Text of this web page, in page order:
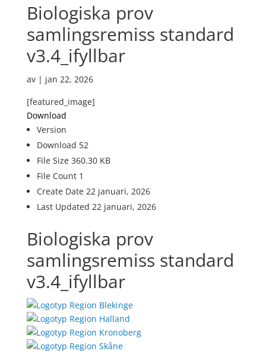
Biologiska prov
samlingsremiss standard
v3.4_ifyllbar
av | jan 22, 2026
[featured_image]
Download
Version
Download 52
File Size 360.30 KB
File Count 1
Create Date 22 januari, 2026
Last Updated 22 januari, 2026
Biologiska prov
samlingsremiss standard
v3.4_ifyllbar